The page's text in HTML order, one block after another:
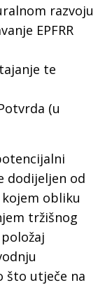
razvoju
EPFRR
te
(u
dodijeljen od
obliku
tržišnog
što utječe na